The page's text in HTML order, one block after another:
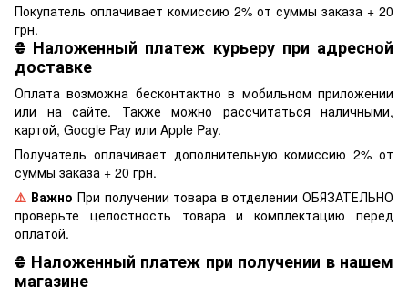
Покупатель оплачивает комиссию 2% от суммы заказа + 20
грн.
₴ Наложенный платеж курьеру при адресной
доставке
Оплата возможна бесконтактно в мобильном приложении
или на сайте. Также можно рассчитаться наличными,
картой, Google Pay или Apple Pay.
Получатель оплачивает дополнительную комиссию 2% от
суммы заказа + 20 грн.
⚠️ Важно При получении товара в отделении ОБЯЗАТЕЛЬНО
проверьте целостность товара и комплектацию перед
оплатой.
₴ Наложенный платеж при получении в нашем
магазине